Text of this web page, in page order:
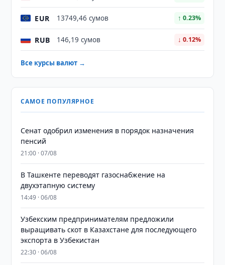
EUR 13749,46 сумов ↑ 0.23%
RUB 146,19 сумов ↓ 0.12%
Все курсы валют →
САМОЕ ПОПУЛЯРНОЕ
Сенат одобрил изменения в порядок назначения
пенсий
21:00 · 07/08
В Ташкенте переводят газоснабжение на
двухэтапную систему
14:49 · 06/08
Узбекским предпринимателям предложили
выращивать скот в Казахстане для последующего
экспорта в Узбекистан
22:30 · 06/08